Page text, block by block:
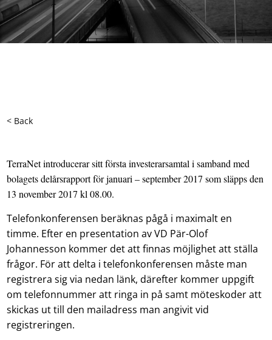
< Back
TerraNet introducerar sitt första investerarsamtal i samband med
bolagets delårsrapport för januari – september 2017 som släpps den
13 november 2017 kl 08.00.
Telefonkonferensen beräknas pågå i maximalt en
timme. Efter en presentation av VD Pär-Olof
Johannesson kommer det att finnas möjlighet att ställa
frågor. För att delta i telefonkonferensen måste man
registrera sig via nedan länk, därefter kommer uppgift
om telefonnummer att ringa in på samt möteskoder att
skickas ut till den mailadress man angivit vid
registreringen.